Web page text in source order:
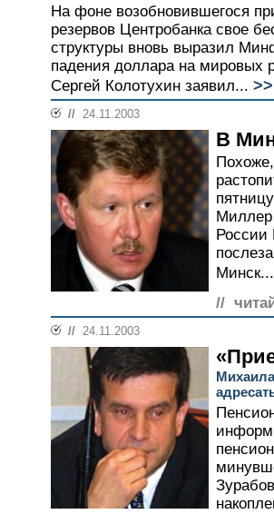
На фоне возобновившегося
резервов Центробанка свое
структуры вновь выразил
падения доллара на мировых
Сергей Колотухин заявил... >>
// 24.11.2003
В
Миллер
России
Минск...
//
// 24.11.2003
Михаила